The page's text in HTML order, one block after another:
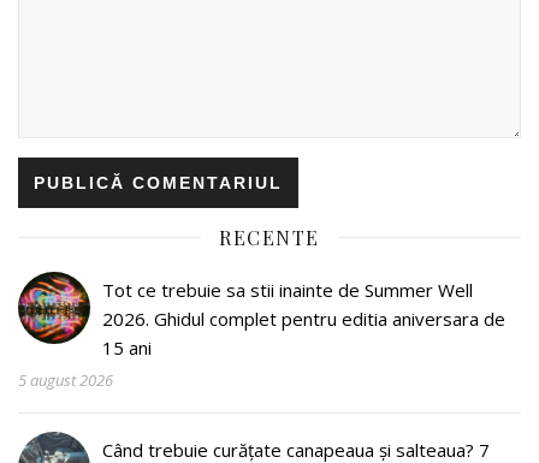
RECENTE
Tot ce trebuie sa stii inainte de Summer Well
2026. Ghidul complet pentru editia aniversara de
15 ani
5 august 2026
Când trebuie curățate canapeaua și salteaua? 7